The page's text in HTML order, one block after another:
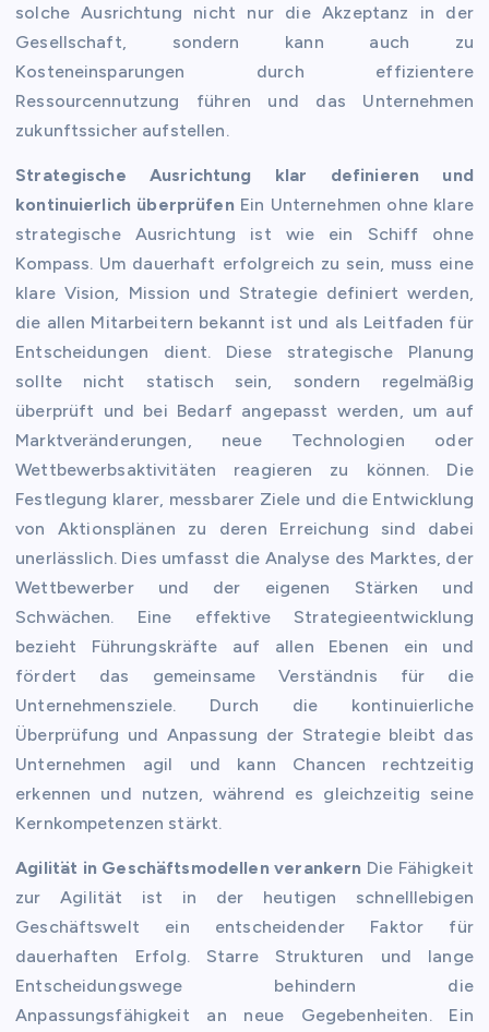
solche Ausrichtung nicht nur die Akzeptanz in der
Gesellschaft, sondern kann auch zu
Kosteneinsparungen durch effizientere
Ressourcennutzung führen und das Unternehmen
zukunftssicher aufstellen.
Strategische Ausrichtung klar definieren und
kontinuierlich überprüfen Ein Unternehmen ohne klare
strategische Ausrichtung ist wie ein Schiff ohne
Kompass. Um dauerhaft erfolgreich zu sein, muss eine
klare Vision, Mission und Strategie definiert werden,
die allen Mitarbeitern bekannt ist und als Leitfaden für
Entscheidungen dient. Diese strategische Planung
sollte nicht statisch sein, sondern regelmäßig
überprüft und bei Bedarf angepasst werden, um auf
Marktveränderungen, neue Technologien oder
Wettbewerbsaktivitäten reagieren zu können. Die
Festlegung klarer, messbarer Ziele und die Entwicklung
von Aktionsplänen zu deren Erreichung sind dabei
unerlässlich. Dies umfasst die Analyse des Marktes, der
Wettbewerber und der eigenen Stärken und
Schwächen. Eine effektive Strategieentwicklung
bezieht Führungskräfte auf allen Ebenen ein und
fördert das gemeinsame Verständnis für die
Unternehmensziele. Durch die kontinuierliche
Überprüfung und Anpassung der Strategie bleibt das
Unternehmen agil und kann Chancen rechtzeitig
erkennen und nutzen, während es gleichzeitig seine
Kernkompetenzen stärkt.
Agilität in Geschäftsmodellen verankern Die Fähigkeit
zur Agilität ist in der heutigen schnelllebigen
Geschäftswelt ein entscheidender Faktor für
dauerhaften Erfolg. Starre Strukturen und lange
Entscheidungswege behindern die
Anpassungsfähigkeit an neue Gegebenheiten. Ein